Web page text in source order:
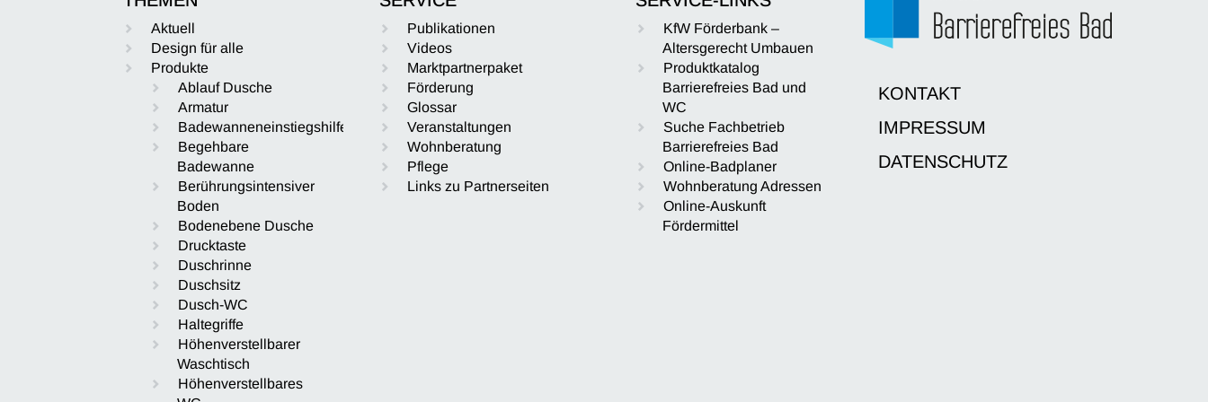
Aktuell
Design für alle
Produkte
Ablauf Dusche
Armatur
Badewanneneinstiegshilfe
Begehbare
Badewanne
Berührungsintensiver
Boden
Bodenebene Dusche
Drucktaste
Duschrinne
Duschsitz
Dusch-WC
Haltegriffe
Höhenverstellbarer
Waschtisch
Höhenverstellbares
Publikationen
Videos
Marktpartnerpaket
Förderung
Glossar
Veranstaltungen
Wohnberatung
Pflege
Links zu Partnerseiten
KfW Förderbank –
Altersgerecht Umbauen
Produktkatalog
Barrierefreies Bad und
WC
Suche Fachbetrieb
Barrierefreies Bad
Online-Badplaner
Wohnberatung Adressen
Online-Auskunft
Fördermittel
KONTAKT
IMPRESSUM
DATENSCHUTZ